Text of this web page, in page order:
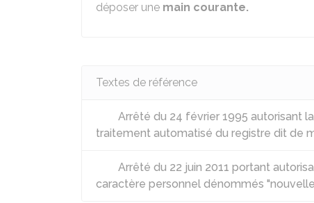
déposer une main courante.
Textes de référence
Arrêté du 24 février 1995 autorisant
traitement automatisé du registre dit de
Arrêté du 22 juin 2011 portant
caractère personnel dénommés